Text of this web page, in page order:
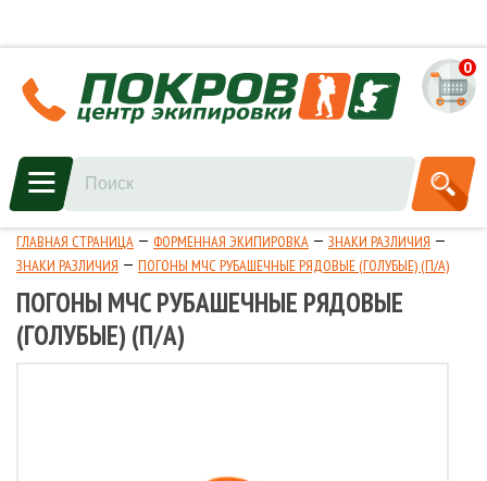
0
ГЛАВНАЯ СТРАНИЦА ФОРМЕННАЯ ЭКИПИРОВКА
ЗНАКИ РАЗЛИЧИЯ
ЗНАКИ РАЗЛИЧИЯ
ПОГОНЫ МЧС РУБАШЕЧНЫЕ РЯДОВЫЕ (ГОЛУБЫЕ) (П/А)
ПОГОНЫ МЧС РУБАШЕЧНЫЕ РЯДОВЫЕ
(ГОЛУБЫЕ) (П/А)